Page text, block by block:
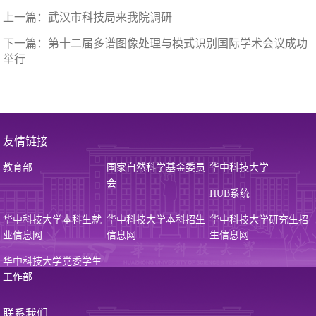
上一篇： 武汉市科技局来我院调研
下一篇： 第十二届多谱图像处理与模式识别国际学术会议成功
举行
友情链接
教育部
国家自然科学基金委员
会
华中科技大学
HUB系统
华中科技大学本科生就
业信息网
华中科技大学本科招生
信息网
华中科技大学研究生招
生信息网
华中科技大学党委学生
工作部